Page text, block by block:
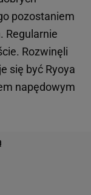
pozostaniem
Regularnie
Rozwinęli
się być Ryoya
napędowym